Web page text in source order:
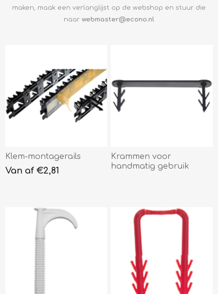
maken, maak een verlanglijst op de webshop en stuur die
naar webmaster@econo.nl
Klem-montagerails
Van af €2,81
Krammen voor
handmatig gebruik